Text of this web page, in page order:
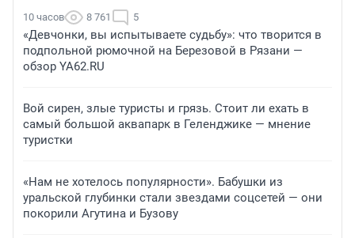
10 часов 8 761 5
«Девчонки, вы испытываете судьбу»: что творится в
подпольной рюмочной на Березовой в Рязани —
обзор YA62.RU
Вой сирен, злые туристы и грязь. Стоит ли ехать в
самый большой аквапарк в Геленджике — мнение
туристки
«Нам не хотелось популярности». Бабушки из
уральской глубинки стали звездами соцсетей — они
покорили Агутина и Бузову